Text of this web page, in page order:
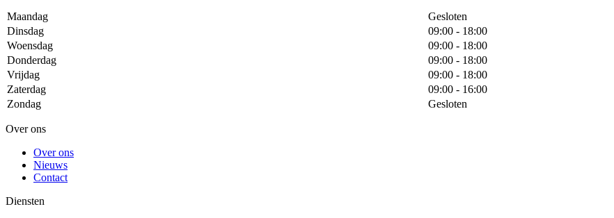
Maandag
Gesloten
Dinsdag
09:00 - 18:00
Woensdag
09:00 - 18:00
Donderdag
09:00 - 18:00
Vrijdag
09:00 - 18:00
Zaterdag
09:00 - 16:00
Zondag
Gesloten
Over ons
Over ons
Nieuws
Contact
Diensten